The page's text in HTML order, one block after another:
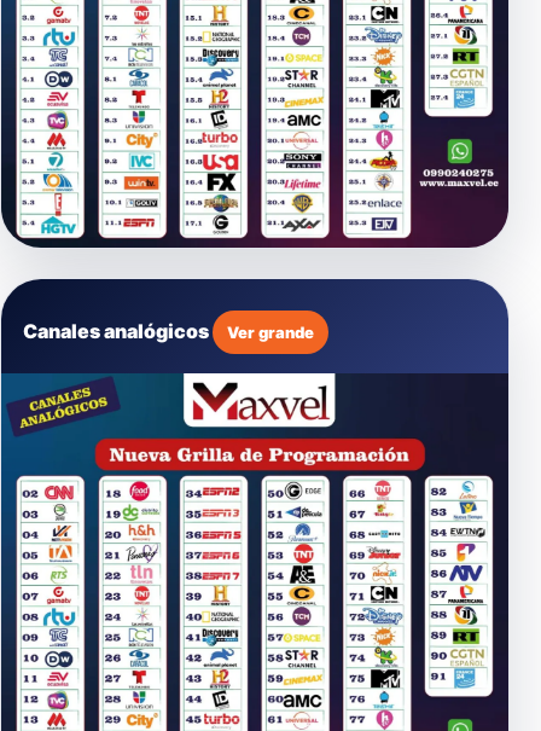
Canales analógicos Ver grande